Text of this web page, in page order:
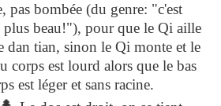
pas bombée (du genre: "c'est
beau!"), pour que le Qi aille
dan tian, sinon le Qi monte et le
corps est lourd alors que le bas
est léger et sans racine.